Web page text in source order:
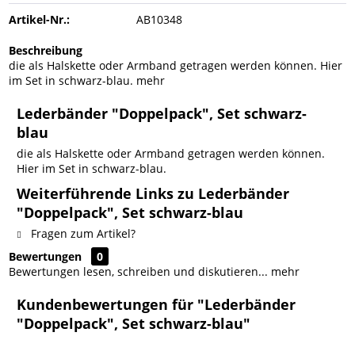
Artikel-Nr.: AB10348
Beschreibung
die als Halskette oder Armband getragen werden können. Hier
im Set in schwarz-blau. mehr
Lederbänder "Doppelpack", Set schwarz-
blau
die als Halskette oder Armband getragen werden können.
Hier im Set in schwarz-blau.
Weiterführende Links zu Lederbänder
"Doppelpack", Set schwarz-blau
Fragen zum Artikel?
Bewertungen
0
Bewertungen lesen, schreiben und diskutieren... mehr
Kundenbewertungen für "Lederbänder
"Doppelpack", Set schwarz-blau"